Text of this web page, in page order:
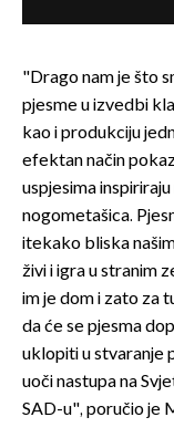
"Drago nam je što
pjesme u izvedbi
kao i produkciju
efektan način
uspjesima
nogometašica.
itekako bliska
živi i igra u stranim
im je dom i zato za
da će se pjesma
uklopiti u stvaranje
uoči nastupa na
SAD-u", poručio je